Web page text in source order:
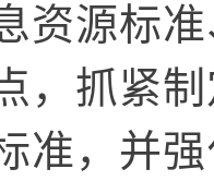
资源标
，抓紧
准，并